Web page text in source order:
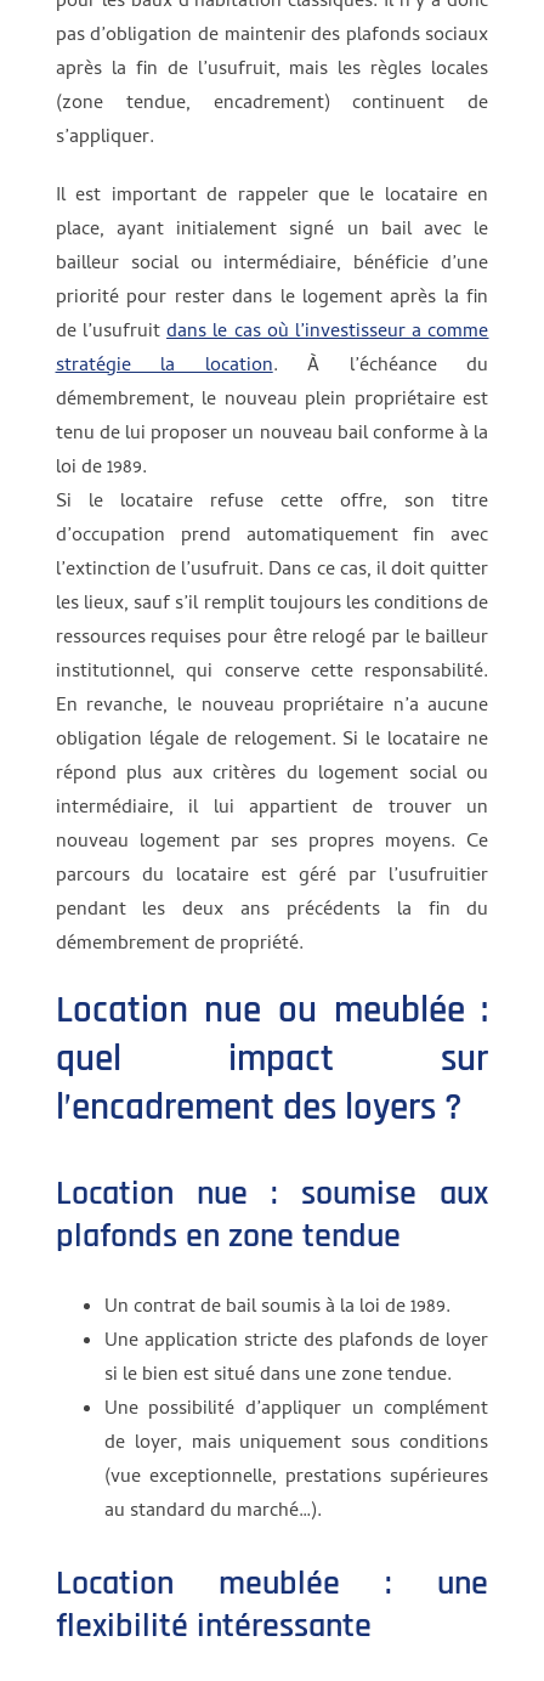
pas d’obligation de maintenir des plafonds sociaux
après la fin de l’usufruit, mais les règles locales
(zone tendue, encadrement) continuent de
s’appliquer.
Il est important de rappeler que le locataire en
place, ayant initialement signé un bail avec le
bailleur social ou intermédiaire, bénéficie d’une
priorité pour rester dans le logement après la fin
de l’usufruitdans le cas où l’investisseur a comme
stratégie la location. À l’échéance du
démembrement, le nouveau plein propriétaire est
tenu de lui proposer un nouveau bail conforme à la
loi de 1989.
Si le locataire refuse cette offre, son titre
d’occupation prend automatiquement fin avec
l’extinction de l’usufruit. Dans ce cas, il doit quitter
les lieux, sauf s’il remplit toujours les conditions de
ressources requises pour être relogé par le bailleur
institutionnel, qui conserve cette responsabilité.
En revanche, le nouveau propriétaire n’a aucune
obligation légale de relogement. Si le locataire ne
répond plus aux critères du logement social ou
intermédiaire, il lui appartient de trouver un
nouveau logement par ses propres moyens. Ce
parcours du locataire est géré par l’usufruitier
pendant les deux ans précédents la fin du
démembrement de propriété.
Location nue ou meublée :
quel impact sur
l’encadrement des loyers ?
Location nue : soumise aux
plafonds en zone tendue
Un contrat de bail soumis à la loi de 1989.
Une application stricte des plafonds de loyer
si le bien est situé dans une zone tendue.
Une possibilité d’appliquer un complément
de loyer, mais uniquement sous conditions
(vue exceptionnelle, prestations supérieures
au standard du marché…).
Location meublée : une
flexibilité intéressante